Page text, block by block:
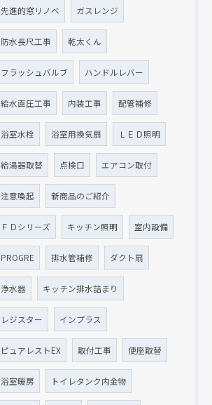
先進的窓リノベ ガスレンジ
防水長尺工事 乾太くん
フラッシュバルブ ハンドルレバー
給水直圧工事 内装工事 配管補修
浴室水栓 浴室用換気扇 ＬＥＤ照明
給湯器取替 点検口 エアコン取付
注意喚起 新商品のご紹介
ＦＤシリーズ キッチン照明 室内設備
PROGRE 排水管補修 ダクト扇
浄水器 キッチン排水詰まり
レジスター インプラス
ピュアレストEX 取付工事 便座取替
浴室暖房 トイレタンク内金物